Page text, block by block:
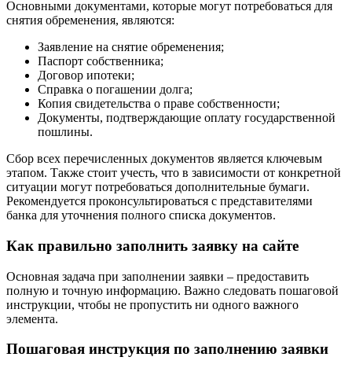
Основными документами, которые могут потребоваться для
снятия обременения, являются:
Заявление на снятие обременения;
Паспорт собственника;
Договор ипотеки;
Справка о погашении долга;
Копия свидетельства о праве собственности;
Документы, подтверждающие оплату государственной
пошлины.
Сбор всех перечисленных документов является ключевым
этапом. Также стоит учесть, что в зависимости от конкретной
ситуации могут потребоваться дополнительные бумаги.
Рекомендуется проконсультироваться с представителями
банка для уточнения полного списка документов.
Как правильно заполнить заявку на сайте
Основная задача при заполнении заявки – предоставить
полную и точную информацию. Важно следовать пошаговой
инструкции, чтобы не пропустить ни одного важного
элемента.
Пошаговая инструкция по заполнению заявки